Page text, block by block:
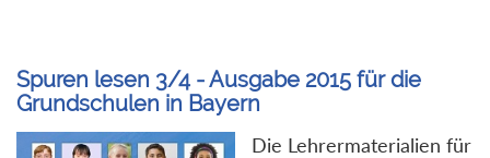
Spuren lesen 3/4 - Ausgabe 2015 für die
Grundschulen in Bayern
Die Lehrermaterialien für